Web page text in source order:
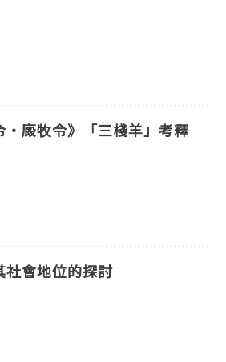
‧廄牧令》「三棧羊」考釋
社會地位的探討